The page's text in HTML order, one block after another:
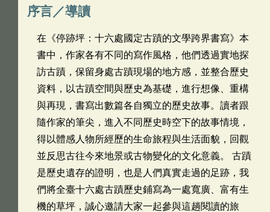
序言／導讀
在《停跡坪：十六處國定古蹟的文學跨界書寫》本
書中，作家各有不同的寫作風格，他們透過實地探
訪古蹟，保留身處古蹟現場的地方感，並整合歷史
資料，以古蹟空間與歷史為基礎，進行想像、重構
與再現，書寫出數篇各自獨立的歷史故事。讀者跟
隨作家的筆尖，進入不同歷史時空下的故事情境，
得以體感人物所經歷的生命旅程與生活面貌，回觀
並反思古往今來地景或古物變化的文化意義。 古蹟
是歷史遺存的證明，也是人們真實走過的足跡，我
們將全臺十六處古蹟歷史鋪寫為一處寬廣、富有生
機的草坪，誠心邀請大家一起參與這趟閱讀的旅